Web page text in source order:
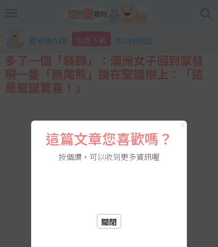
愛寵物APP 免費下載 在APP開啟
多了一個「裝飾」：澳洲女子回到家發
現一隻「無尾熊」掛在聖誕樹上：「這
是聖誕驚喜！」
X
這篇文章您喜歡嗎？
按個讚，可以收到更多資訊喔
關閉